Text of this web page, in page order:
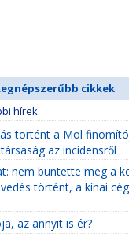
cikkek
hírek
történt a Mol
az incidensről
nem büntette meg a
történt, a kínai
az annyit is ér?